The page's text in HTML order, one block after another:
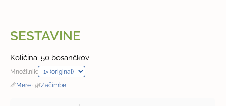
SESTAVINE
Količina: 50 bosančkov
Množilnik:
📏Mere · 🌿Začimbe